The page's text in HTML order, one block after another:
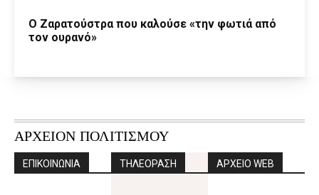
Ο Ζαρατούστρα που καλούσε «την φωτιά από
τον ουρανό»
ΑΡΧΕΙΟΝ ΠΟΛΙΤΙΣΜΟΥ
ΕΠΙΚΟΙΝΩΝΙΑ ΤΗΛΕΟΡΑΣΗ ΑΡΧΕΙΟ WEB